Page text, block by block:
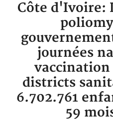
Côte d'Ivoire:
journées
vaccination
districts
6.702.761
59